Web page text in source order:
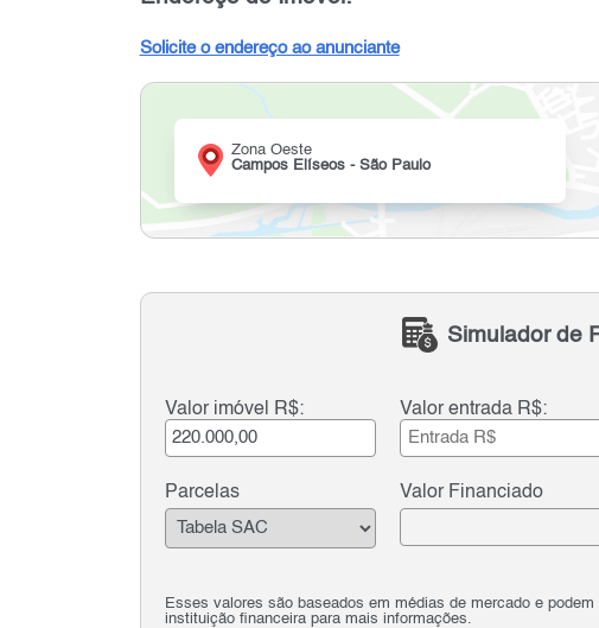
Solicite o endereço ao anunciante
Zona Oeste
Campos Elíseos - São Paulo
Simulador de
Valor imóvel R$: Valor entrada R$:
Parcelas Valor Financiado
Esses valores são baseados em médias de mercado e
instituição financeira para mais informações.